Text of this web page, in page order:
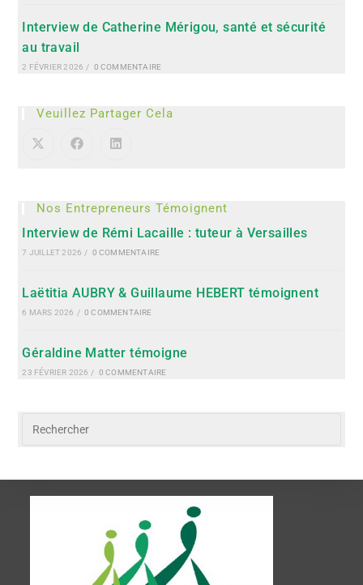
Interview de Catherine Mérigou, santé et sécurité
au travail
2 FÉVRIER 2026 / 0 COMMENTAIRE
Veuillez Partager Cela
Nos Entrepreneurs Témoignent
Interview de Rémi Lacaille : tuteur à Versailles
7 JUILLET 2026 / 0 COMMENTAIRE
Laëtitia AUBRY & Guillaume HEBERT témoignent
6 MARS 2026 / 0 COMMENTAIRE
Géraldine Matter témoigne
23 FÉVRIER 2026 / 0 COMMENTAIRE